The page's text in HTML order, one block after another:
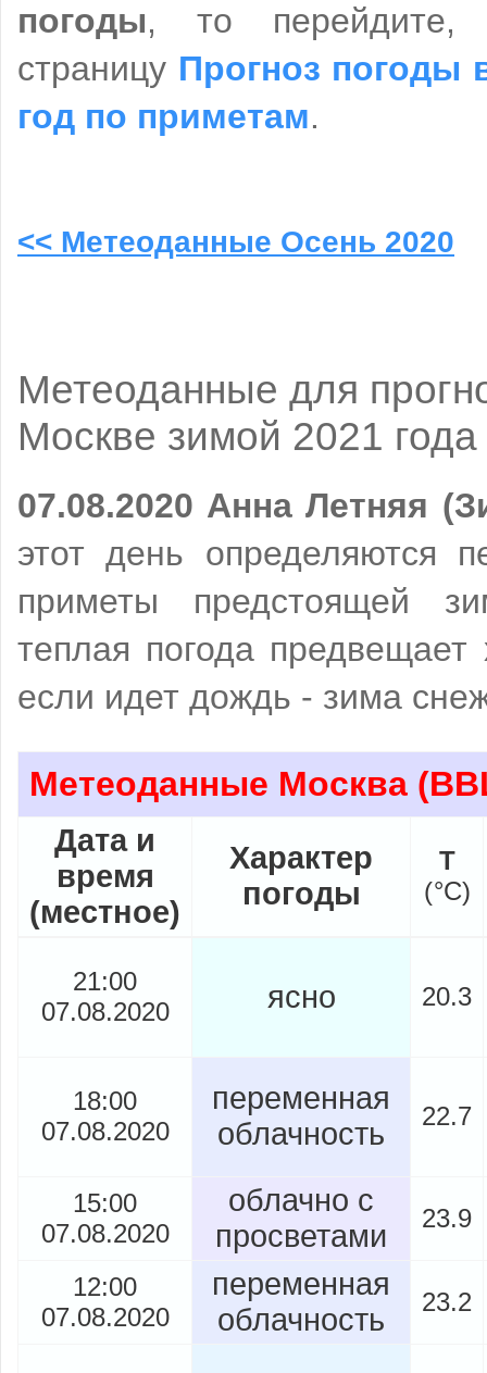
погоды, то перейдите,
страницу Прогноз погоды
год по приметам.
<< Метеоданные Осень 2020
Метеоданные для
Москве зимой 2021 года
07.08.2020 Анна Летняя
этот день определяются
приметы предстоящей
теплая погода
если идет дождь - зима
Метеоданные Москва
Дата и
время
(местное)
Характер
погоды
Т
(°C)
21:00
07.08.2020
ясно 20.3
18:00
07.08.2020
переменная
облачность
22.7
15:00
07.08.2020
облачно с
просветами
23.9
12:00
07.08.2020
переменная
облачность
23.2